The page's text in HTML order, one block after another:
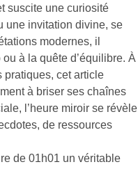
suscite une curiosité
une invitation divine, se
modernes, il
à la quête d’équilibre. À
pratiques, cet article
à briser ses chaînes
l’heure miroir se révèle
de ressources
de 01h01 un véritable